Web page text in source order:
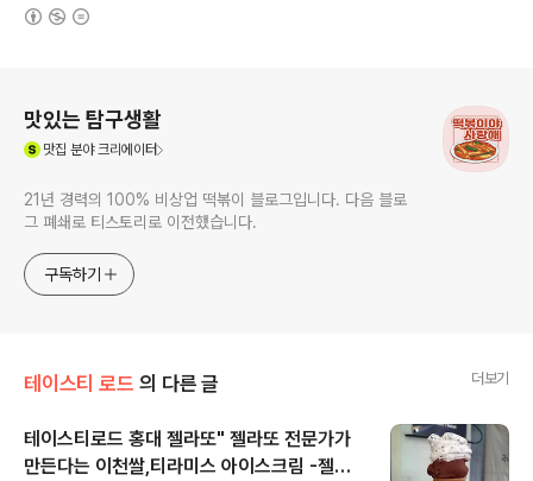
맛있는 탐구생활
맛집 분야 크리에이터
21년 경력의 100% 비상업 떡볶이 블로그입니다. 다음 블로
그 폐쇄로 티스토리로 이전했습니다.
구독하기
테이스티 로드 의 다른 글 더보기
테이스티로드 홍대 젤라또" 젤라또 전문가가
만든다는 이천쌀,티라미스 아이스크림 -젤라